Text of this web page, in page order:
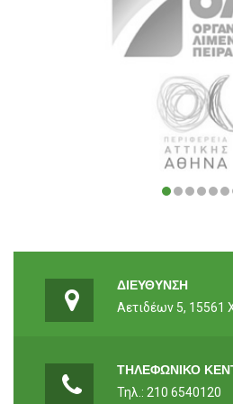
22 Νοέμβριος
22 Νοέμβριος
ΔΙΕΥΘΥΝΣΗ
Αετιδέων 5, 15561
ΤΗΛΕΦΩΝΙΚΟ
Τηλ.: 210 6540120